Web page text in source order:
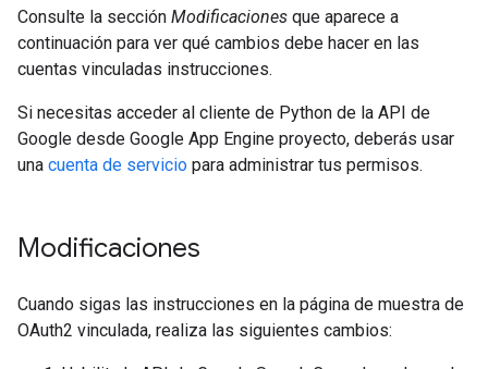
Consulte la sección Modificaciones que aparece a
continuación para ver qué cambios debe hacer en las
cuentas vinculadas instrucciones.
Si necesitas acceder al cliente de Python de la API de
Google desde Google App Engine proyecto, deberás usar
una cuenta de servicio para administrar tus permisos.
Modificaciones
Cuando sigas las instrucciones en la página de muestra de
OAuth2 vinculada, realiza las siguientes cambios: